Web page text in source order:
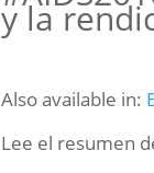
y la
Also available in:
Lee el resumen